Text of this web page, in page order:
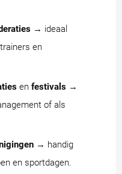
→ ideaal
en
en festivals →
of als
→ handig
en sportdagen.